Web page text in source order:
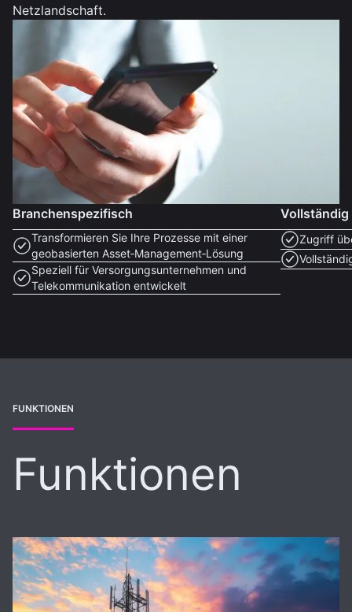
Netzlandschaft.
Branchenspezifisch
Transformieren Sie Ihre Prozesse mit einer
geobasierten Asset‑Management‑Lösung
Speziell für Versorgungsunternehmen und
Telekommunikation entwickelt
Zugriff
FUNKTIONEN
Funktionen